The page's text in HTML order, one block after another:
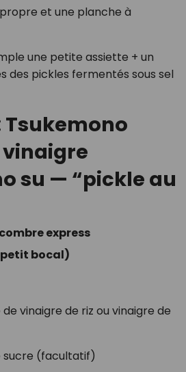
et une planche à
une petite assiette + un
des pickles fermentés sous sel
Tsukemono
su — “pickle au
express
petit bocal)
vinaigre de riz ou vinaigre de
sucre (facultatif)